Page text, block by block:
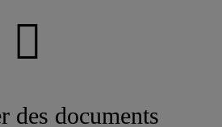
des documents